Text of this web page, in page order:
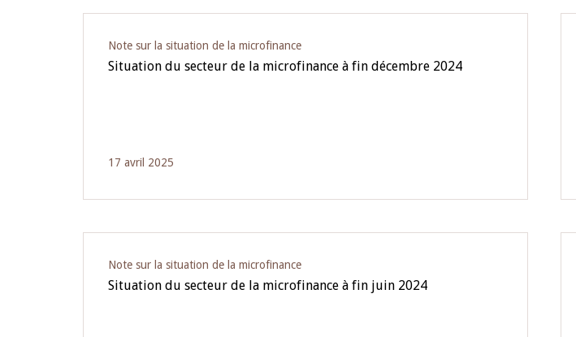
Note sur la situation de la microfinance
Situation du secteur de la microfinance à fin décembre 2024
17 avril 2025
Note sur la situation de la microfinance
Situation du secteur de la microfinance à fin juin 2024